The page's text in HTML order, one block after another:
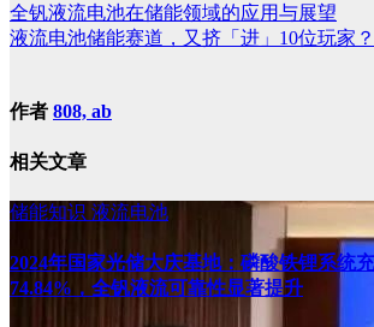
全钒液流电池在储能领域的应用与展望
液流电池储能赛道，又挤「进」10位玩家？
作者 808, ab
相关文章
储能知识 液流电池
2024年国家光储大庆基地：磷酸铁锂系统
74.84%，全钒液流可靠性显著提升